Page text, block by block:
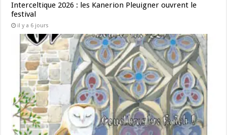
Interceltique 2026 : les Kanerion Pleuigner ouvrent le
festival
il y a 6 jours